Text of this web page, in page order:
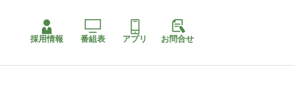
採用情報 番組表 アプリ お問合せ